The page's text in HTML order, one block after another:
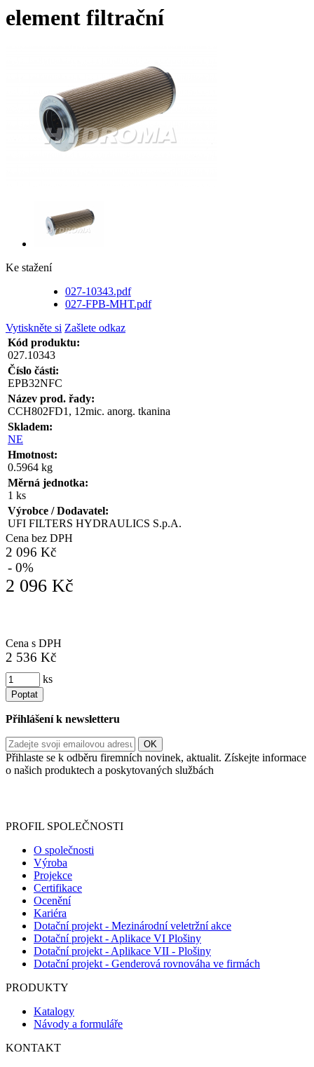
element filtrační
Ke stažení
027-10343.pdf
027-FPB-MHT.pdf
Vytiskněte si Zašlete odkaz
Kód produktu:
027.10343
Číslo části:
EPB32NFC
Název prod. řady:
CCH802FD1, 12mic. anorg. tkanina
Skladem:
NE
Hmotnost:
0.5964 kg
Měrná jednotka:
1 ks
Výrobce / Dodavatel:
UFI FILTERS HYDRAULICS S.p.A.
Cena bez DPH
2 096 Kč
- 0%
2 096 Kč
Cena s DPH
2 536 Kč
ks
Poptat
Přihlášení k newsletteru
Přihlaste se k odběru firemních novinek, aktualit. Získejte informace
o našich produktech a poskytovaných službách
PROFIL SPOLEČNOSTI
O společnosti
Výroba
Projekce
Certifikace
Ocenění
Kariéra
Dotační projekt - Mezinárodní veletržní akce
Dotační projekt - Aplikace VI Plošiny
Dotační projekt - Aplikace VII - Plošiny
Dotační projekt - Genderová rovnováha ve firmách
PRODUKTY
Katalogy
Návody a formuláře
KONTAKT